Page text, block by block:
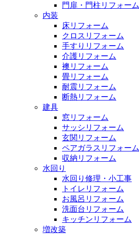
門扉・門柱リフォーム
内装
床リフォーム
クロスリフォーム
手すりリフォーム
介護リフォーム
襖リフォーム
畳リフォーム
耐震リフォーム
断熱リフォーム
建具
窓リフォーム
サッシリフォーム
玄関リフォーム
ペアガラスリフォーム
収納リフォーム
水回り
水回り修理・小工事
トイレリフォーム
お風呂リフォーム
洗面台リフォーム
キッチンリフォーム
増改築